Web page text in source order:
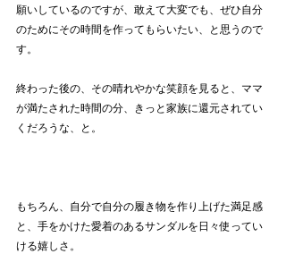
願いしているのですが、敢えて大変でも、ぜひ自分
のためにその時間を作ってもらいたい、と思うので
す。
終わった後の、その晴れやかな笑顔を見ると、ママ
が満たされた時間の分、きっと家族に還元されてい
くだろうな、と。
もちろん、自分で自分の履き物を作り上げた満足感
と、手をかけた愛着のあるサンダルを日々使ってい
ける嬉しさ。